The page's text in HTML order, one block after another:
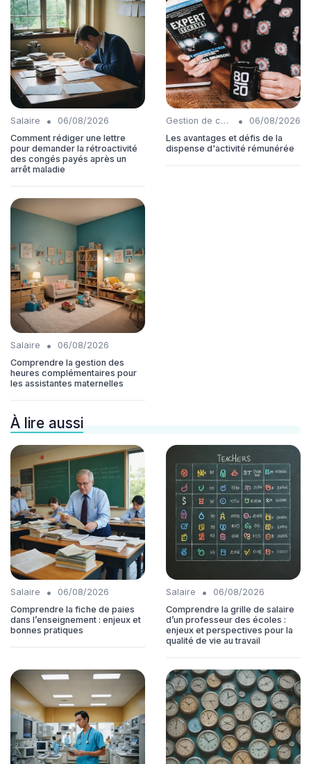
Salaire •
06/08/2026
Comment rédiger une lettre
pour demander la rétroactivité
des congés payés après un
arrêt maladie
Gestion de carrière •
06/08/2026
Les avantages et défis de la
dispense d'activité rémunérée
Salaire •
06/08/2026
Comprendre la gestion des
heures complémentaires pour
les assistantes maternelles
À lire aussi
Salaire •
06/08/2026
Comprendre la fiche de paies
dans l’enseignement : enjeux et
bonnes pratiques
Salaire •
06/08/2026
Comprendre la grille de salaire
d’un professeur des écoles :
enjeux et perspectives pour la
qualité de vie au travail